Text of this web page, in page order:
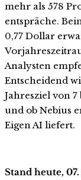
mehr als 578
entspräche.
0,77 Dollar
Analysten
Entscheidend
Jahresziel von
und ob Nebius
Eigen AI liefert.
Stand heute,